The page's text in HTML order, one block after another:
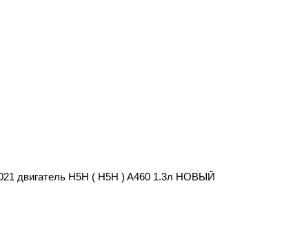
двигатель H5H ( Н5Н ) A460 1.3л НОВЫЙ